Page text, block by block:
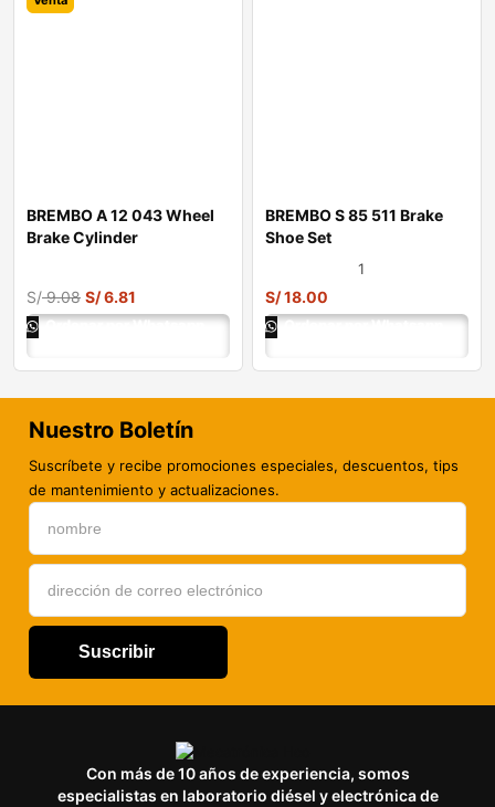
BREMBO A 12 043 Wheel
Brake Cylinder
S/9.08 S/6.81
Ordenar por Whatsapp
BREMBO S 85 511 Brake
Shoe Set
1
S/18.00
Ordenar por Whatsapp
Nuestro Boletín
Suscríbete y recibe promociones especiales, descuentos, tips
de mantenimiento y actualizaciones.
Suscribir
Con más de 10 años de experiencia, somos
especialistas en laboratorio diésel y electrónica de